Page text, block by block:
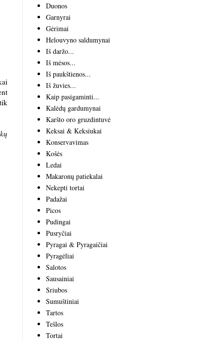
Duonos
Garnyrai
Gėrimai
Helouvyno saldumynai
Iš daržo...
Iš mėsos...
Iš paukštienos...
Iš žuvies...
Kaip pasigaminti...
Kalėdų gardumynai
Karšto oro gruzdintuvė
Keksai & Keksiukai
Konservavimas
Košės
Ledai
Makaronų patiekalai
Nekepti tortai
Padažai
Picos
Pudingai
Pusryčiai
Pyragai & Pyragaičiai
Pyragėliai
Salotos
Sausainiai
Sriubos
Sumuštiniai
Tartos
Tešlos
Tortai